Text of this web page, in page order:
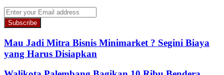
Enter
your
Email
address
Mau Jadi Mitra Bisnis Minimarket ? Segini Biaya
yang Harus Disiapkan